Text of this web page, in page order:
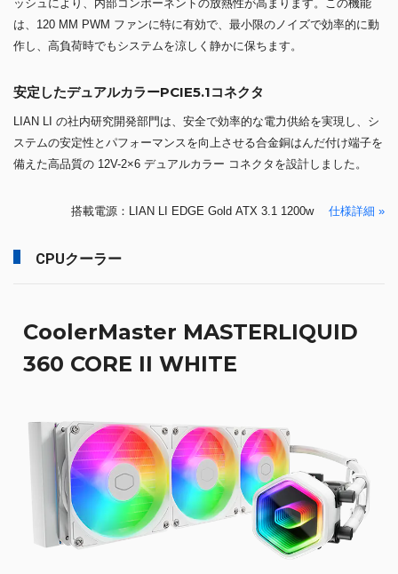
ッシュにより、内部コンポーネントの放熱性が高まります。この機能
は、120 MM PWM ファンに特に有効で、最小限のノイズで効率的に動
作し、高負荷時でもシステムを涼しく静かに保ちます。
安定したデュアルカラーPCIE5.1コネクタ
LIAN LI の社内研究開発部門は、安全で効率的な電力供給を実現し、シ
ステムの安定性とパフォーマンスを向上させる合金銅はんだ付け端子を
備えた高品質の 12V-2×6 デュアルカラー コネクタを設計しました。
搭載電源：LIAN LI EDGE Gold ATX 3.1 1200w 仕様詳細 »
CPUクーラー
CoolerMaster MASTERLIQUID
360 CORE II WHITE